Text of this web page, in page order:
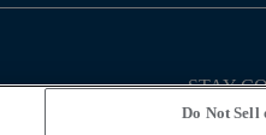
nás
STAY
Do Not